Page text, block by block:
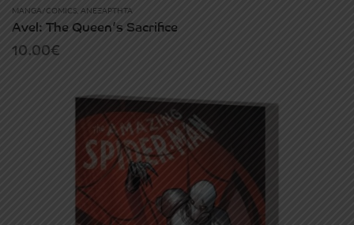
MANGA/COMICS ΑΝΕΞΆΡΤΗΤΑ
Avel: The Queen’s Sacrifice
10.00€